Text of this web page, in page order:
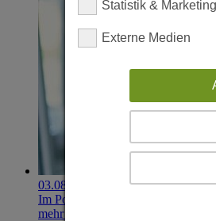
03.08.2026
Im Portfolio: Iset Telecom, IT für
mehr erfahren
Statistik & Marketing
Externe Medien